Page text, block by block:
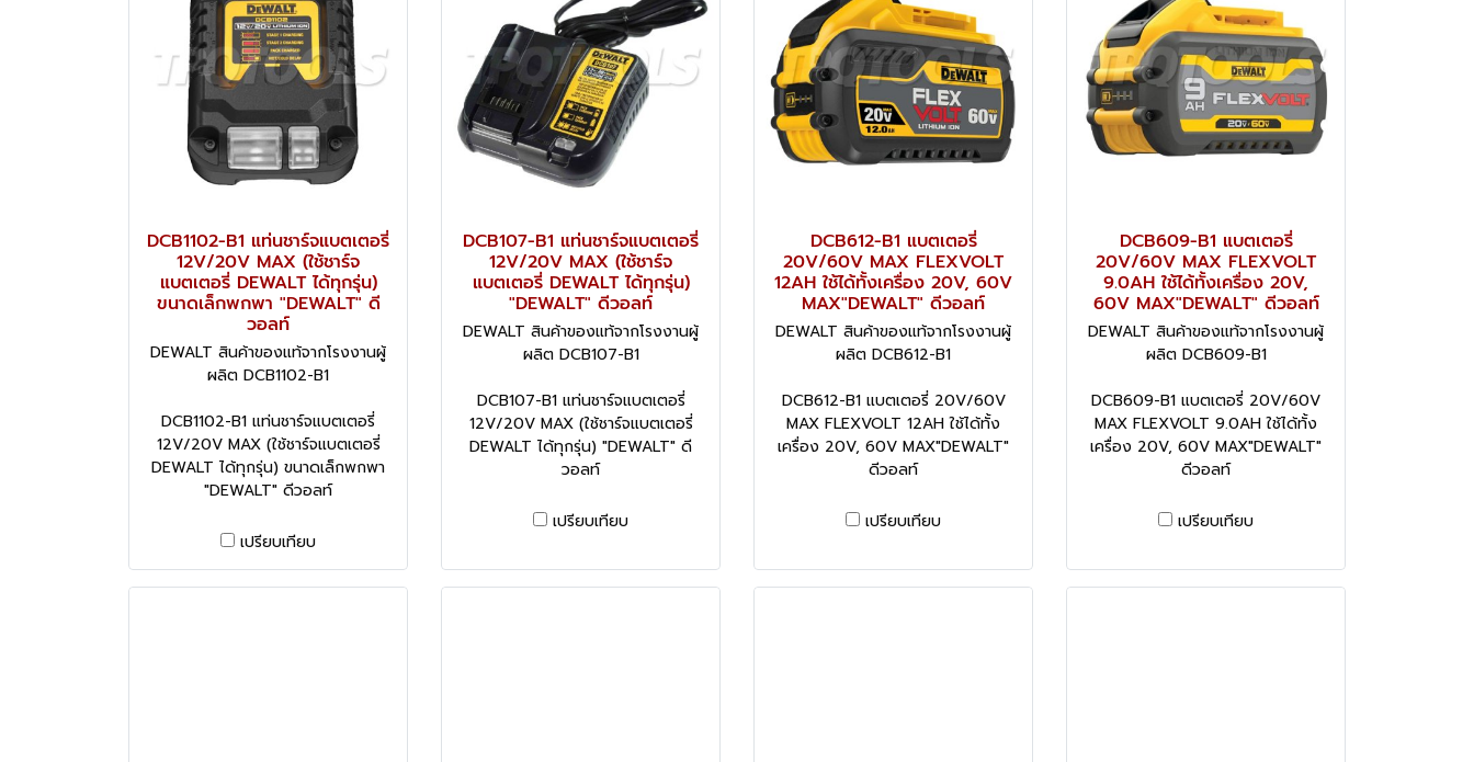
DCB1102-B1 แท่นชาร์จแบตเตอรี่
12V/20V MAX (ใช้ชาร์จ
แบตเตอรี่ DEWALT ได้ทุกรุ่น)
ขนาดเล็กพกพา "DEWALT" ดี
วอลท์
DEWALT สินค้าของแท้จากโรงงานผู้
ผลิต DCB1102-B1
DCB1102-B1 แท่นชาร์จแบตเตอรี่
12V/20V MAX (ใช้ชาร์จแบตเตอรี่
DEWALT ได้ทุกรุ่น) ขนาดเล็กพกพา
"DEWALT" ดีวอลท์
เปรียบเทียบ
DCB107-B1 แท่นชาร์จแบตเตอรี่
12V/20V MAX (ใช้ชาร์จ
แบตเตอรี่ DEWALT ได้ทุกรุ่น)
"DEWALT" ดีวอลท์
DEWALT สินค้าของแท้จากโรงงานผู้
ผลิต DCB107-B1
DCB107-B1 แท่นชาร์จแบตเตอรี่
12V/20V MAX (ใช้ชาร์จแบตเตอรี่
DEWALT ได้ทุกรุ่น) "DEWALT" ดี
วอลท์
เปรียบเทียบ
DCB612-B1 แบตเตอรี่
20V/60V MAX FLEXVOLT
12AH ใช้ได้ทั้งเครื่อง 20V, 60V
MAX"DEWALT" ดีวอลท์
DEWALT สินค้าของแท้จากโรงงานผู้
ผลิต DCB612-B1
DCB612-B1 แบตเตอรี่ 20V/60V
MAX FLEXVOLT 12AH ใช้ได้ทั้ง
เครื่อง 20V, 60V MAX"DEWALT"
ดีวอลท์
เปรียบเทียบ
DCB609-B1 แบตเตอรี่
20V/60V MAX FLEXVOLT
9.0AH ใช้ได้ทั้งเครื่อง 20V,
60V MAX"DEWALT" ดีวอลท์
DEWALT สินค้าของแท้จากโรงงานผู้
ผลิต DCB609-B1
DCB609-B1 แบตเตอรี่ 20V/60V
MAX FLEXVOLT 9.0AH ใช้ได้ทั้ง
เครื่อง 20V, 60V MAX"DEWALT"
ดีวอลท์
เปรียบเทียบ